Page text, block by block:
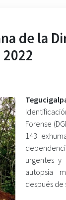
de la
Forense
143
urgentes y
autopsia
después de